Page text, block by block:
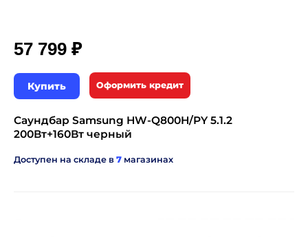
57 799 ₽
Купить Оформить кредит
Саундбар Samsung HW-Q800H/PY 5.1.2
200Вт+160Вт черный
Доступен на складе в 7 магазинах